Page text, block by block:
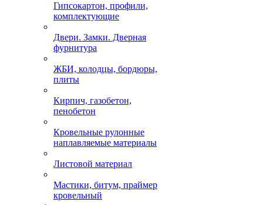
Гипсокартон, профили,
комплектующие
Двери. Замки. Дверная
фурнитура
ЖБИ, колодцы, бордюры,
плиты
Кирпич, газобетон,
пенобетон
Кровельные рулонные
наплавляемые материалы
Листовой материал
Мастики, битум, праймер
кровельный